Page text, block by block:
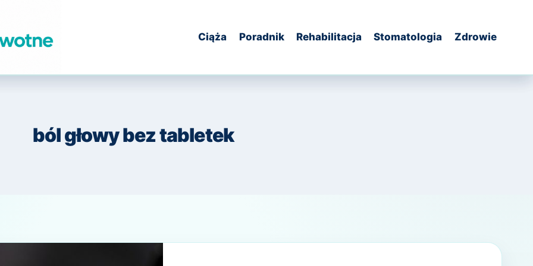
Ciąża Poradnik Rehabilitacja Stomatologia Zdrowie
ból głowy bez tabletek